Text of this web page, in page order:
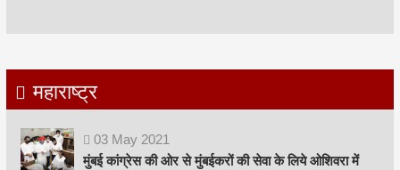
महाराष्ट्र
03 May 2021
मुंबई कांग्रेस की ओर से मुंबईकरों की सेवा के लिये ओशिवरा में